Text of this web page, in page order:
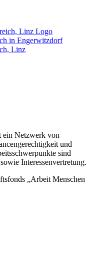
in Engerwitzdorf
Linz
ein Netzwerk von
und
sind
Interessenvertretung.
„Arbeit Menschen